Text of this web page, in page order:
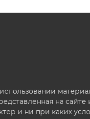
на
и ни при каких